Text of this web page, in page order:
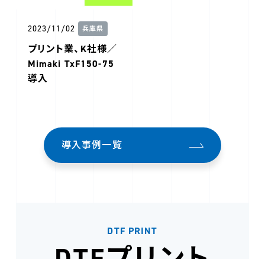
2023/11/02 兵庫県
プリント業、K社様／
Mimaki TxF150-75
導入
導入事例一覧
DTF PRINT